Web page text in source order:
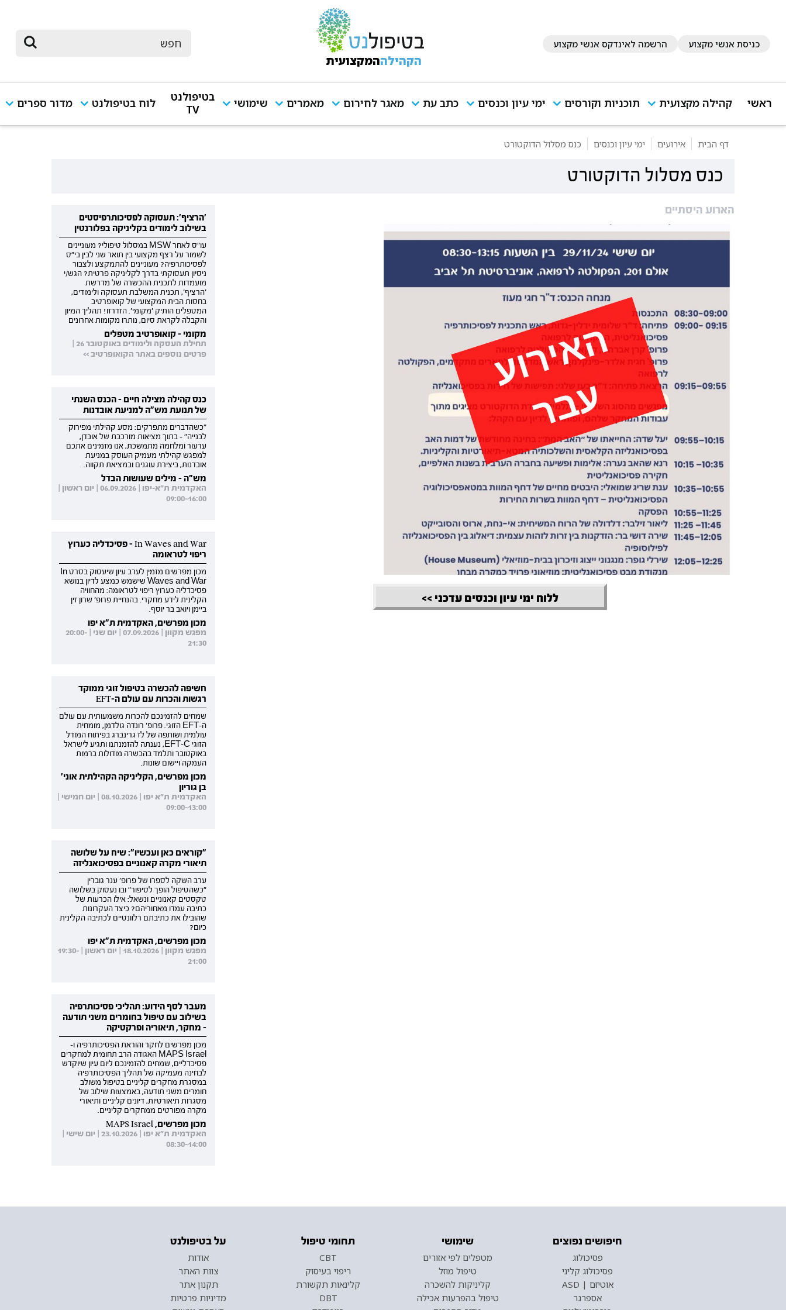
כניסת אנשי מקצוע הרשמה לאינדקס אנשי מקצוע
הקהילההמקצועית
ראשי קהילה מקצועית תוכניות וקורסים ימי עיון וכנסים כתב עת מאגר לחירום מאמרים שימושי
בטיפולנט
TV
לוח בטיפולנט מדור ספרים
דף הבית אירועים ימי עיון וכנסים כנס מסלול הדוקטורט
כנס מסלול הדוקטורט
הארוע היסתיים
ללוח ימי עיון וכנסים עדכני >>
'הרציף': תעסוקה לפסיכותרפיסטים
בשילוב לימודים בקליניקה בפלורנטין
עו"ס לאחר MSW במסלול טיפולי? מעוניינים
לשמור על רצף מקצועי בין תואר שני לבין בי"ס
לפסיכותרפיה? מעוניינים להתמקצע ולצבור
ניסיון תעסוקתי בדרך לקליניקה פרטית? הגש/י
מועמדות לתכנית ההכשרה של מדרשת
'הרציף', תכנית המשלבת תעסוקה ולימודים,
בחסות הבית המקצועי של קואופרטיב
המטפלים הותיק 'מקומי'. הזדרזו! תהליך המיון
והקבלה לקראת סיום, נותרו מקומות אחרונים
מקומי - קואופרטיב מטפלים
תחילת העסקה ולימודים באוקטובר 26 |
פרטים נוספים באתר הקואופרטיב >>
כנס קהילה מצילה חיים - הכנס השנתי
של תנועת מש"ה למניעת אובדנות
"כשהדברים מתפרקים: מסע קהילתי מפירוק
לבנייה" - בתוך מציאות מורכבת של אובדן,
ערעור ומלחמה מתמשכת, אנו מזמינים אתכם
למפגש קהילתי מעמיק העוסק במניעת
אובדנות, ביצירת עוגנים ובמציאת תקווה.
מש"ה - מילים שעושות הבדל
האקדמית ת"א-יפו | 06.09.2026 | יום ראשון |
09:00-16:00
In Waves and War - פסיכדליה כערוץ
ריפוי לטראומה
מכון מפרשים מזמין לערב עיון שיעסוק בסרט In
Waves and War שישמש כמצע לדיון בנושא
פסיכדליה כערוץ ריפוי לטראומה: מהחוויה
הקלינית לידע מחקרי. בהנחיית פרופ' שרון זין
ביימן ויואב בר יוסף.
מכון מפרשים, האקדמית ת"א יפו
מפגש מקוון | 07.09.2026 | יום שני | 20:00-
21:30
חשיפה להכשרה בטיפול זוגי ממוקד
רגשות והכרות עם עולם ה-EFT
שמחים להזמינכם להכרות משמעותית עם עולם
ה-EFT הזוגי. פרופ' רונדה גולדמן, מומחית
עולמית ושותפה של לז גרינברג בפיתוח המודל
הזוגי EFT-C, נענתה להזמנתנו ותגיע לישראל
באוקטובר ותלמד בהכשרה מודולות ברמות
העמקה ויישום שונות.
מכון מפרשים, הקליניקה הקהילתית אוני'
בן גוריון
האקדמית ת"א יפו | 08.10.2026 | יום חמישי |
09:00-13:00
"קוראים כאן ועכשיו": שיח על שלושה
תיאורי מקרה קאנוניים בפסיכואנליזה
ערב השקה לספרו של פרופ' ענר גוברין
"כשהטיפול הופך לסיפור" ובו נעסוק בשלושה
טקסטים קאנוניים ונשאל: אילו הכרעות של
כתיבה עמדו מאחוריהם? כיצד העקרונות
שהובילו את כתיבתם רלוונטיים לכתיבה הקלינית
כיום?
מכון מפרשים, האקדמית ת"א יפו
מפגש מקוון | 18.10.2026 | יום ראשון | 19:30-
21:00
מעבר לסף הידוע: תהליכי פסיכותרפיה
בשילוב עם טיפול בחומרים משני תודעה
- מחקר, תיאוריה ופרקטיקה
מכון מפרשים לחקר והוראת הפסיכותרפיה ו-
MAPS Israel האגודה הרב תחומית למחקרים
פסיכדליים, שמחים להזמינכם ליום עיון שיוקדש
לבחינה מעמיקה של תהליך הפסיכותרפיה
במסגרת מחקרים קליניים בטיפול משולב
חומרים משני תודעה, באמצעות שילוב של
מסגרות תיאורטיות, דיונים קליניים ותיאורי
מקרה מפורטים ממחקרים קליניים.
מכון מפרשים, MAPS Israel
האקדמית ת"א יפו | 23.10.2026 | יום שישי |
08:30-14:00
חיפושים נפוצים
פסיכולוג
פסיכולוג קליני
אוטיזם | ASD
אספרגר
שימושי
מטפלים לפי אזורים
טיפול מוזל
קליניקות להשכרה
טיפול בהפרעות אכילה
תחומי טיפול
CBT
ריפוי בעיסוק
קלינאות תקשורת
DBT
על בטיפולנט
אודות
צוות האתר
תקנון אתר
מדיניות פרטיות